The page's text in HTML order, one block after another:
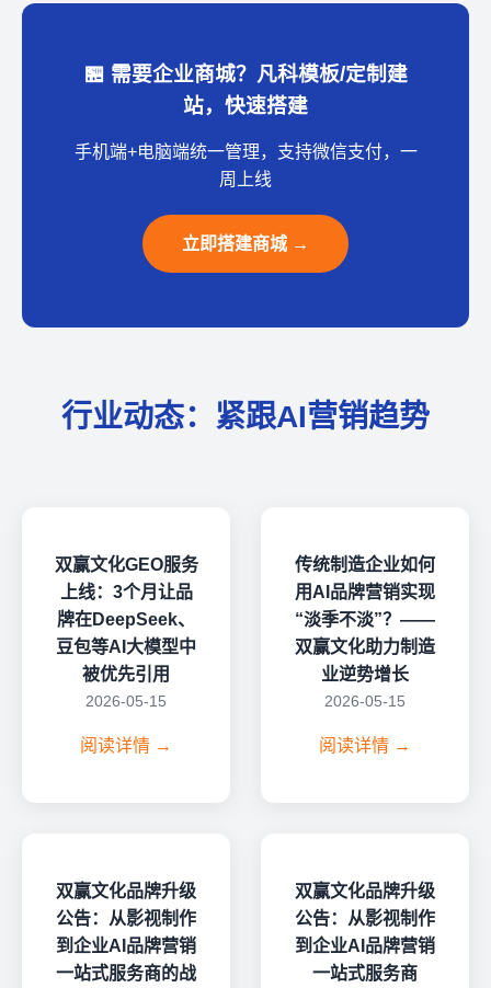
🏪 需要企业商城？凡科模板/定制建
站，快速搭建
手机端+电脑端统一管理，支持微信支付，一
周上线
立即搭建商城 →
行业动态：紧跟AI营销趋势
双赢文化GEO服务
上线：3个月让品
牌在DeepSeek、
豆包等AI大模型中
被优先引用
2026-05-15
阅读详情 →
传统制造企业如何
用AI品牌营销实现
“淡季不淡”？——
双赢文化助力制造
业逆势增长
2026-05-15
阅读详情 →
双赢文化品牌升级
公告：从影视制作
到企业AI品牌营销
一站式服务商的战
双赢文化品牌升级
公告：从影视制作
到企业AI品牌营销
一站式服务商